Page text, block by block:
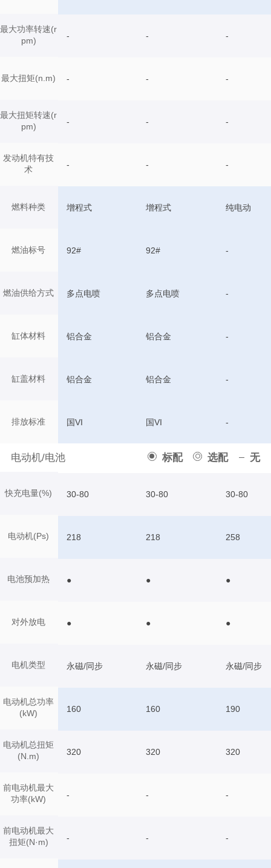
最大功率转速(r
pm)
最大扭矩(n.m)
最大扭矩转速(r
pm)
发动机特有技
术
燃料种类
燃油标号
燃油供给方式
缸体材料
缸盖材料
排放标准
电动机/电池 标配 选配 无
快充电量(%)
电动机(Ps)
电池预加热
对外放电
电机类型
电动机总功率
(kW)
电动机总扭矩
(N.m)
前电动机最大
功率(kW)
前电动机最大
扭矩(N·m)
- - -
- - -
- - -
- - -
增程式 增程式 纯电动
92# 92# -
多点电喷 多点电喷 -
铝合金 铝合金 -
铝合金 铝合金 -
国VI 国VI -
30-80 30-80 30-80
218 218 258
● ● ●
● ● ●
永磁/同步 永磁/同步 永磁/同步
160 160 190
320 320 320
- - -
- - -